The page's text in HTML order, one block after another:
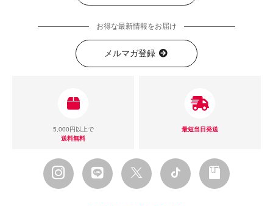
お得な最新情報をお届け
メルマガ登録
5,000円以上で
送料無料
最短当日発送